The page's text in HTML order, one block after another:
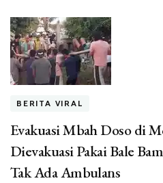
BERITA VIRAL
Evakuasi Mbah Doso di
Dievakuasi Pakai Bale
Tak Ada Ambulans